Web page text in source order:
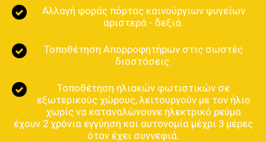
Αλλαγή φοράς πόρτας καινούργιων ψυγείων
αριστερά - δεξιά.
Τοποθέτηση Απορροφητήρων στις σωστές
διαστάσεις.
Τοποθέτηση ηλιακών φωτιστικών σε
εξωτερικούς χώρους, λειτουργούν με τον ήλιο
χωρίς να καταναλώνουνε ηλεκτρικό ρεύμα
έχουν 2 χρόνια εγγύηση και αυτονομία μέχρι 3 μέρες
όταν έχει συννεφιά.